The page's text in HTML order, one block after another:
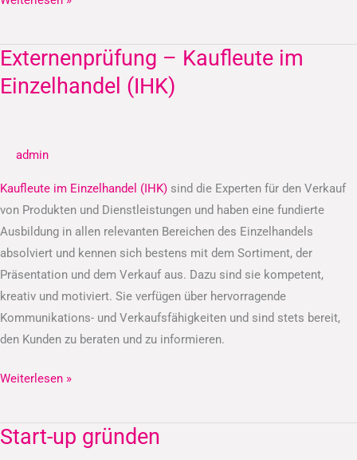
Externenprüfung – Kaufleute im
Einzelhandel (IHK)
admin
Kaufleute im Einzelhandel (IHK) sind die Experten für den Verkauf
von Produkten und Dienstleistungen und haben eine fundierte
Ausbildung in allen relevanten Bereichen des Einzelhandels
absolviert und kennen sich bestens mit dem Sortiment, der
Präsentation und dem Verkauf aus. Dazu sind sie kompetent,
kreativ und motiviert. Sie verfügen über hervorragende
Kommunikations- und Verkaufsfähigkeiten und sind stets bereit,
den Kunden zu beraten und zu informieren.
Externenprüfung
–
Kaufleute
(IHK)
Weiterlesen »
Start-up gründen
Start-